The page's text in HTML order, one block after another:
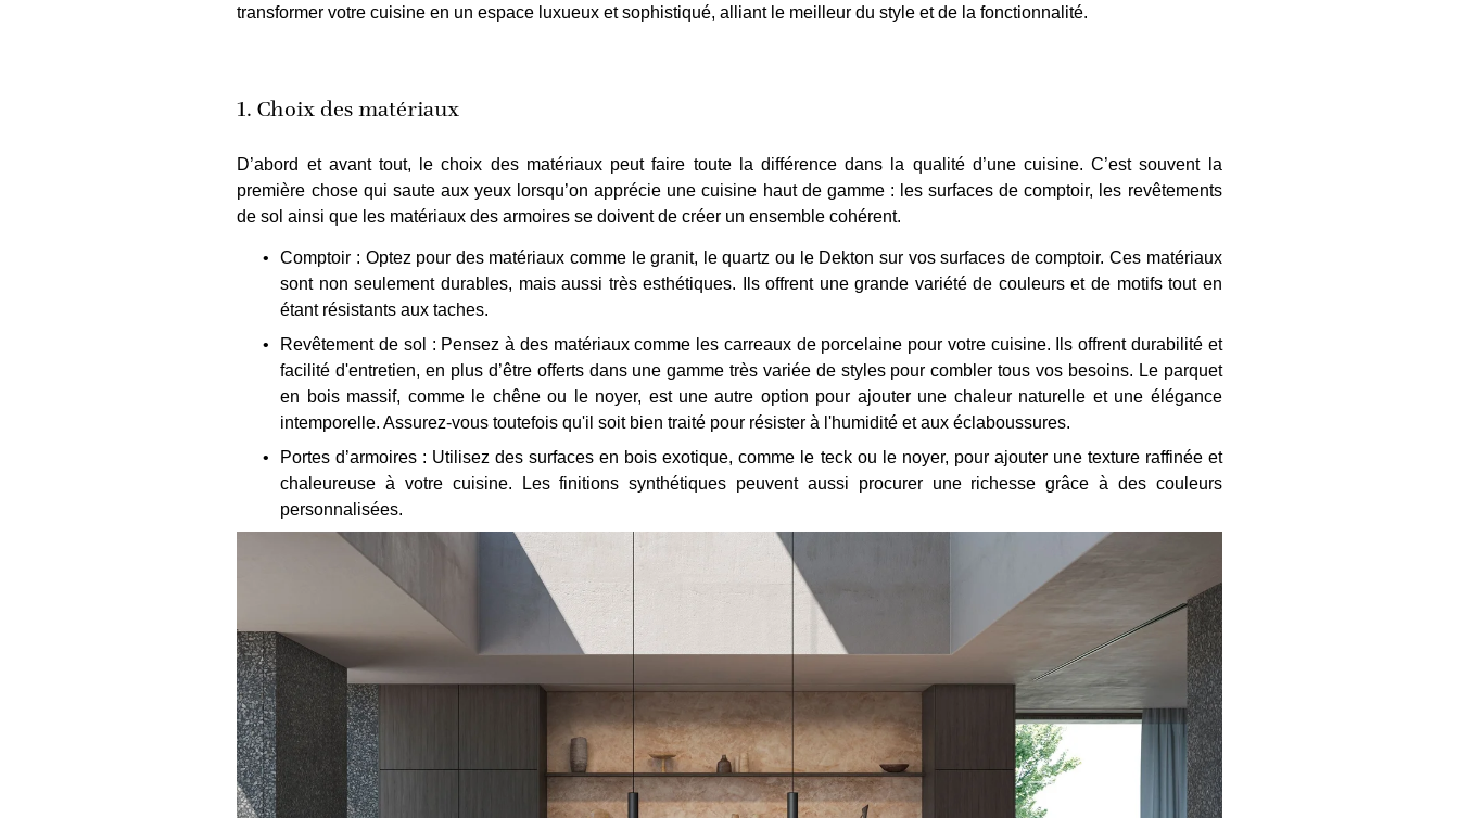
transformer votre cuisine en un espace luxueux et sophistiqué, alliant le meilleur du style et de la fonctionnalité.
1. Choix des matériaux
D’abord et avant tout, le choix des matériaux peut faire toute la différence dans la qualité d’une cuisine. C’est souvent la
première chose qui saute aux yeux lorsqu’on apprécie une cuisine haut de gamme : les surfaces de comptoir, les revêtements
de sol ainsi que les matériaux des armoires se doivent de créer un ensemble cohérent.
Comptoir : Optez pour des matériaux comme le granit, le quartz ou le Dekton sur vos surfaces de comptoir. Ces matériaux
sont non seulement durables, mais aussi très esthétiques. Ils offrent une grande variété de couleurs et de motifs tout en
étant résistants aux taches.
Revêtement de sol : Pensez à des matériaux comme les carreaux de porcelaine pour votre cuisine. Ils offrent durabilité et
facilité d'entretien, en plus d’être offerts dans une gamme très variée de styles pour combler tous vos besoins. Le parquet
en bois massif, comme le chêne ou le noyer, est une autre option pour ajouter une chaleur naturelle et une élégance
intemporelle. Assurez-vous toutefois qu'il soit bien traité pour résister à l'humidité et aux éclaboussures.
Portes d’armoires : Utilisez des surfaces en bois exotique, comme le teck ou le noyer, pour ajouter une texture raffinée et
chaleureuse à votre cuisine. Les finitions synthétiques peuvent aussi procurer une richesse grâce à des couleurs
personnalisées.